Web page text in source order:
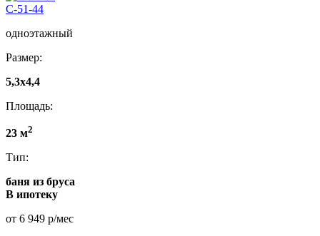
C-51-44
одноэтажный
Размер:
5,3х4,4
Площадь:
23 м2
Тип:
баня из бруса
В ипотеку
от 6 949 р/мес